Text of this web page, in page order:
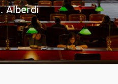
Alberdi